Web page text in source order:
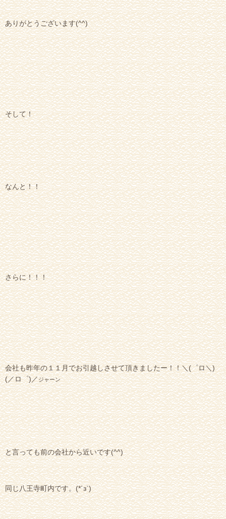
ありがとうございます(^^)
そして！
なんと！！
さらに！！！
会社も昨年の１１月でお引越しさせて頂きましたー！！＼(゜ロ＼)
(／ロ゜)／ジャーン
と言っても前の会社から近いです(^^)
同じ八王寺町内です。(*´з`)